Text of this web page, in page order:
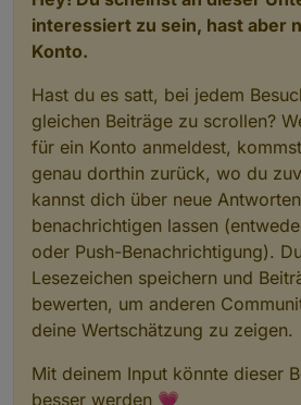
tabelle der spielstände mit
hier die spielstände
Spielstande
tabelle der spielstände der
interessiert zu sein, hast aber
Konto.
Hast du es satt, bei jedem
gleichen Beiträge zu scrollen?
für ein Konto anmeldest,
genau dorthin zurück, wo du
kannst dich über neue Antworten
benachrichtigen lassen
oder Push-Benachrichtigung).
Lesezeichen speichern und
bewerten, um anderen
deine Wertschätzung zu zeigen.
Mit deinem Input könnte dieser
besser werden 💗